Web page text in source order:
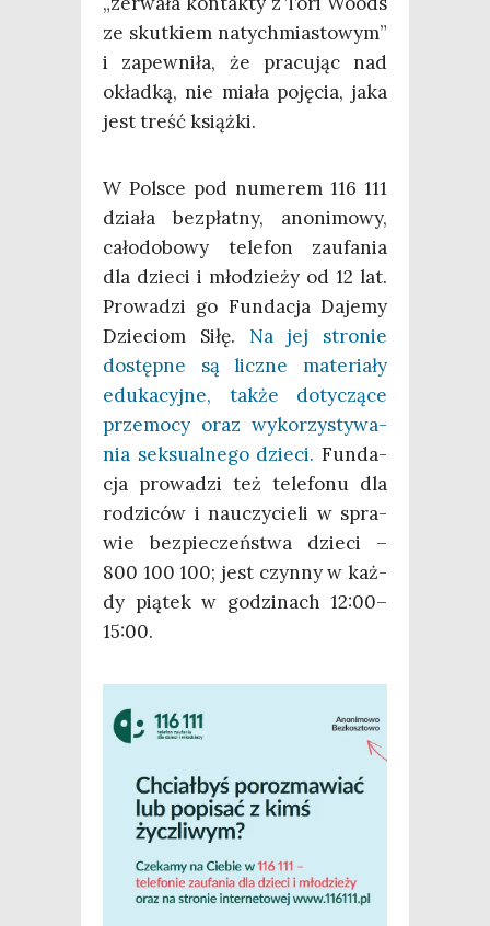
ze skut­kiem natych­mia­sto­wym”
i zapew­ni­ła, że pra­cu­jąc nad
okład­ką, nie mia­ła poję­cia, jaka
jest treść książki.
W Pol­sce pod nume­rem 116 111
dzia­ła bez­płat­ny, ano­ni­mo­wy,
cało­do­bo­wy tele­fon zaufa­nia
dla dzie­ci i mło­dzie­ży od 12 lat.
Pro­wa­dzi go Fun­da­cja Daje­my
Dzie­ciom Siłę. Na jej stro­nie
dostęp­ne są licz­ne mate­ria­ły
edu­ka­cyj­ne, tak­że doty­czą­ce
prze­mo­cy oraz wyko­rzy­sty­wa­
nia sek­su­al­ne­go dzie­ci. Fun­da­
cja pro­wa­dzi też tele­fo­nu dla
rodzi­ców i nauczy­cie­li w spra­
wie bez­pie­czeń­stwa dzie­ci –
800 100 100; jest czyn­ny w każ­
dy pią­tek w godzi­nach 12:00–
15:00.